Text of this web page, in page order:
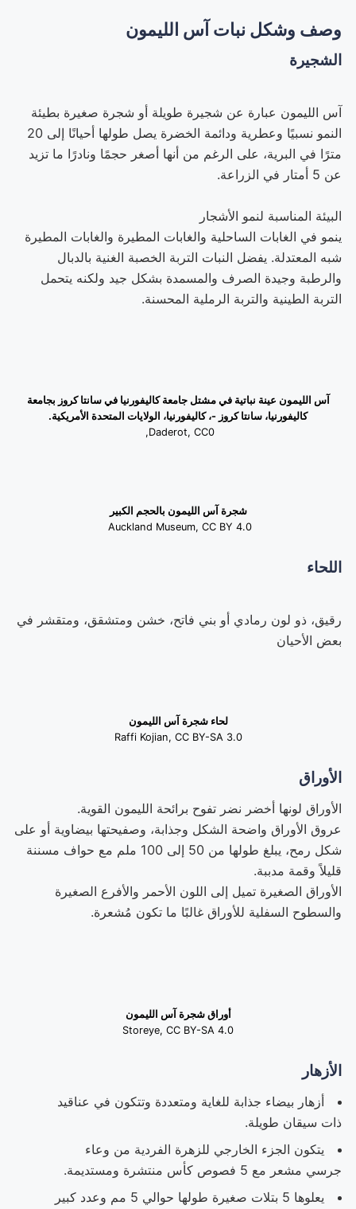
وصف وشكل نبات آس الليمون
الشجيرة
آس الليمون عبارة عن شجيرة طويلة أو شجرة صغيرة بطيئة
النمو نسبيًا وعطرية ودائمة الخضرة يصل طولها أحيانًا إلى 20
مترًا في البرية، على الرغم من أنها أصغر حجمًا ونادرًا ما تزيد
عن 5 أمتار في الزراعة.
البيئة المناسبة لنمو الأشجار
ينمو في الغابات الساحلية والغابات المطيرة والغابات المطيرة
شبه المعتدلة. يفضل النبات التربة الخصبة الغنية بالدبال
والرطبة وجيدة الصرف والمسمدة بشكل جيد ولكنه يتحمل
التربة الطينية والتربة الرملية المحسنة.
آس الليمون عينة نباتية في مشتل جامعة كاليفورنيا في سانتا كروز بجامعة
كاليفورنيا، سانتا كروز -، كاليفورنيا، الولايات المتحدة الأمريكية.
Daderot, CC0,
شجرة آس الليمون بالحجم الكبير
Auckland Museum, CC BY 4.0
اللحاء
رقيق، ذو لون رمادي أو بني فاتح، خشن ومتشقق، ومتقشر في
بعض الأحيان
لحاء شجرة آس الليمون
Raffi Kojian, CC BY-SA 3.0
الأوراق
الأوراق لونها أخضر نضر تفوح برائحة الليمون القوية.
عروق الأوراق واضحة الشكل وجذابة، وصفيحتها بيضاوية أو على
شكل رمح، يبلغ طولها من 50 إلى 100 ملم مع حواف مسننة
قليلاً وقمة مدببة.
الأوراق الصغيرة تميل إلى اللون الأحمر والأفرع الصغيرة
والسطوح السفلية للأوراق غالبًا ما تكون مُشعرة.
أوراق شجرة آس الليمون
Storeye, CC BY-SA 4.0
الأزهار
أزهار بيضاء جذابة للغاية ومتعددة وتتكون في عناقيد
ذات سيقان طويلة.
يتكون الجزء الخارجي للزهرة الفردية من وعاء
جرسي مشعر مع 5 فصوص كأس منتشرة ومستديمة.
يعلوها 5 بتلات صغيرة طولها حوالي 5 مم وعدد كبير